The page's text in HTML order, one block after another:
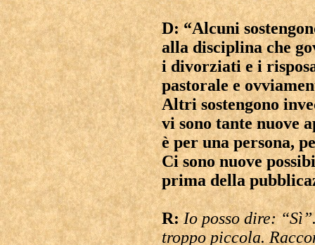
D: “Alcuni
alla disciplina che
i divorziati e i
pastorale e
Altri sostengono
vi sono tante nuove
è per una persona,
Ci sono nuove
prima della
R:Io posso dire:
troppo piccola.